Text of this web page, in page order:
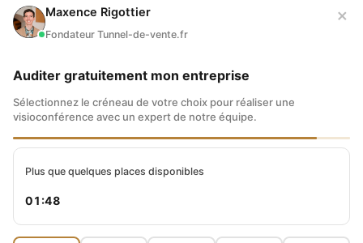
CLIQUEZ ICI ET LANCEZ VOTRE
BUSINESS EN LIGNE
ARTICLES EN CORRÉLATION
Maxence Rigottier
Fondateur Tunnel-de-vente.fr
×
Auditer gratuitement mon entreprise
Sélectionnez le créneau de votre choix pour réaliser une
visioconférence avec un expert de notre équipe.
Plus que quelques places disponibles
01:47